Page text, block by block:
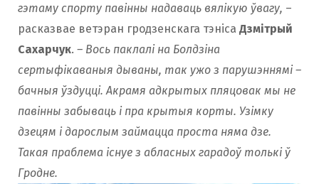
гэтаму спорту павінны надаваць вялікую ўвагу, –
расказвае ветэран гродзенскага тэніса Дзмітрый
Сахарчук. – Вось паклалі на Болдзіна
сертыфікаваныя дываны, так ужо з парушэннямі –
бачныя ўздуцці. Акрамя адкрытых пляцовак мы не
павінны забываць і пра крытыя корты. Узімку
дзецям і дарослым займацца проста няма дзе.
Такая праблема існуе з абласных гарадоў толькі ў
Гродне.